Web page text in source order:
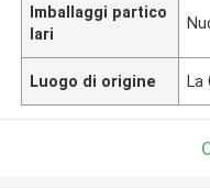
Imballaggi partico
lari
Luogo di origine La